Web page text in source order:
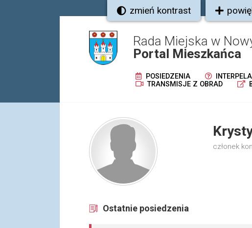
zmień kontrast
Rada Miejska w
Portal Mieszkańca
POSIEDZENIA
TRANSMISJE Z OBRAD
członek
Ostatnie posiedzenia